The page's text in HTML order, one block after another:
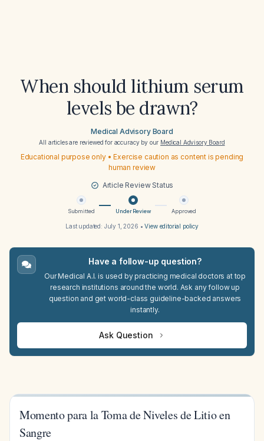
When should lithium serum
levels be drawn?
Medical Advisory Board
All articles are reviewed for accuracy by our Medical Advisory Board
Educational purpose only • Exercise caution as content is pending
human review
Article Review Status
Submitted Under Review Approved
Last updated: July 1, 2026 •View editorial policy
Have a follow-up question?
Our Medical A.I. is used by practicing medical doctors at top
research institutions around the world. Ask any follow up
question and get world-class guideline-backed answers
instantly.
Ask Question
Momento para la Toma de Niveles de Litio en
Sangre